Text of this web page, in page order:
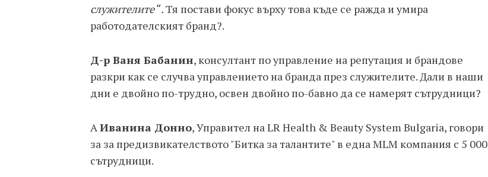
служителите“ .Тя постави фокус върху това къде се ражда и умира
работодателският бранд?.
Д-р Ваня Бабанин, консултант по управление на репутация и брандове
разкри как се случва управлението на бранда през служителите. Дали в наши
дни е двойно по-трудно, освен двойно по-бавно да се намерят сътрудници?
АИванина Донно, Управител на LR Health & Beauty System Bulgaria, говори
за за предизвикателството "Битка за талантите" в една MLM компания с 5 000
сътрудници.